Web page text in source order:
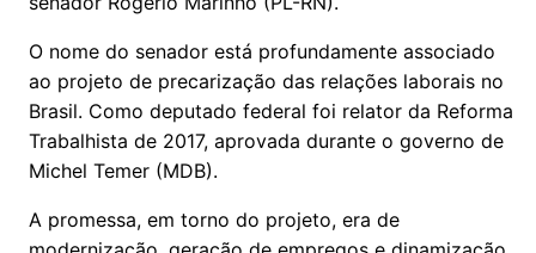
O nome do senador está profundamente associado
ao projeto de precarização das relações laborais no
Brasil. Como deputado federal foi relator da Reforma
Trabalhista de 2017, aprovada durante o governo de
Michel Temer (MDB).
A promessa, em torno do projeto, era de